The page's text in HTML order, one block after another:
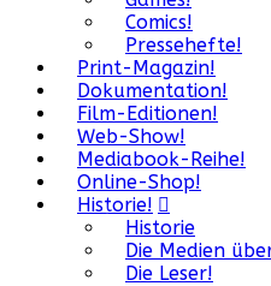
Comics!
Pressehefte!
Print-Magazin!
Dokumentation!
Film-Editionen!
Web-Show!
Mediabook-Reihe!
Online-Shop!
Historie!
Historie
Die Medien
Die Leser!